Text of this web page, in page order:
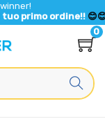
ordine!!😊😊😊😊
0